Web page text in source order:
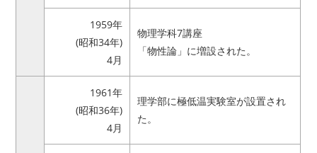
1959年
(昭和34年)
4月
物理学科7講座
「物性論」に増設された。
1961年
(昭和36年)
4月
理学部に極低温実験室が設置され
た。